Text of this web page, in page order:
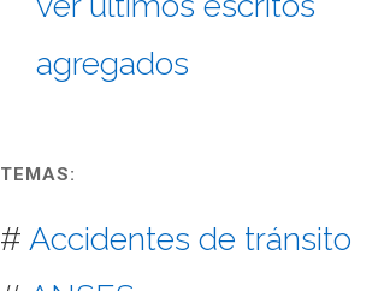
agregados
TEMAS:
# Accidentes de tránsito